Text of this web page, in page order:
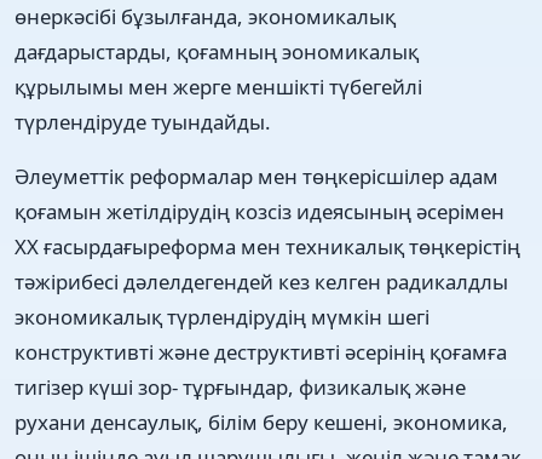
өнеркәсібі бұзылғанда, экономикалық
дағдарыстарды, қоғамның эономикалық
құрылымы мен жерге меншікті түбегейлі
түрлендіруде туындайды.
Әлеуметтік реформалар мен төңкерісшілер адам
қоғамын жетілдірудің козсіз идеясының әсерімен
ХХ ғасырдағыреформа мен техникалық төңкерістің
тәжірибесі дәлелдегендей кез келген радикалдлы
экономикалық түрлендірудің мүмкін шегі
конструктивті және деструктивті әсерінің қоғамға
тигізер күші зор- тұрғындар, физикалық және
рухани денсаулық, білім беру кешені, экономика,